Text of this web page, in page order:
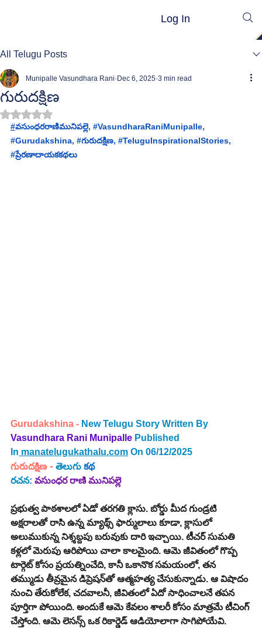
Log In
All Telugu Posts
గురుదక్షిణ
Munipalle Vasundhara Rani Dec 6, 2025 3 min read
Rated NaN out of 5 stars.
#వసుంధరరాణిమునిపల్లె, #VasundharaRaniMunipalle,
#Gurudakshina, #గురుదక్షిణ, #TeluguInspirationalStories,
#ప్రేరణాదాయకకథలు
Gurudakshina - New Telugu Story Written By
Vasundhara Rani Munipalle Published
In manatelugukathalu.com On 06/12/2025
గురుదక్షిణ - తెలుగు కథ
రచన: వసుంధర రాణి మునిపల్లె
​ప్రభుత్వ పాఠశాలలో ఏడో తరగతి క్లాసు. బోర్డు మీద గుండ్రటి
అక్షరాలతో రాసి ఉన్న మ్యాథ్స్ ఫార్ములాలు కూడా, క్లాసులో
అలుముకున్న నిశ్శబ్దపు బరువుకు దారి ఇచ్చాయి. టీచర్ సుమతి
కళ్లలో మెరుపు ఆరిపోయి చాలా కాలమైంది. ఆమె జీవితంలో గొప్ప
టార్గెట్ కోసం ప్రయత్నించేది, కానీ ఒకానొక సమయంలో, తన
తమ్ముడు తీవ్రమైన డిప్రెషన్‌తో ఆత్మహత్య చేసుకున్నాడు. ఆ విషాదం
నుంచి తేరుకోలేక, చదవాలనీ, జీవితంలో ఏదో సాధించాలనే తపన
పూర్తిగా పోయింది. అందుకే ఆమె కేవలం శాలరీ కోసం మాత్రమే టీచింగ్
చేస్తోంది. ఆమె లెసన్స్ ఒక రికార్డెడ్ ఆడియోలాగా సాగిపోయేవి.